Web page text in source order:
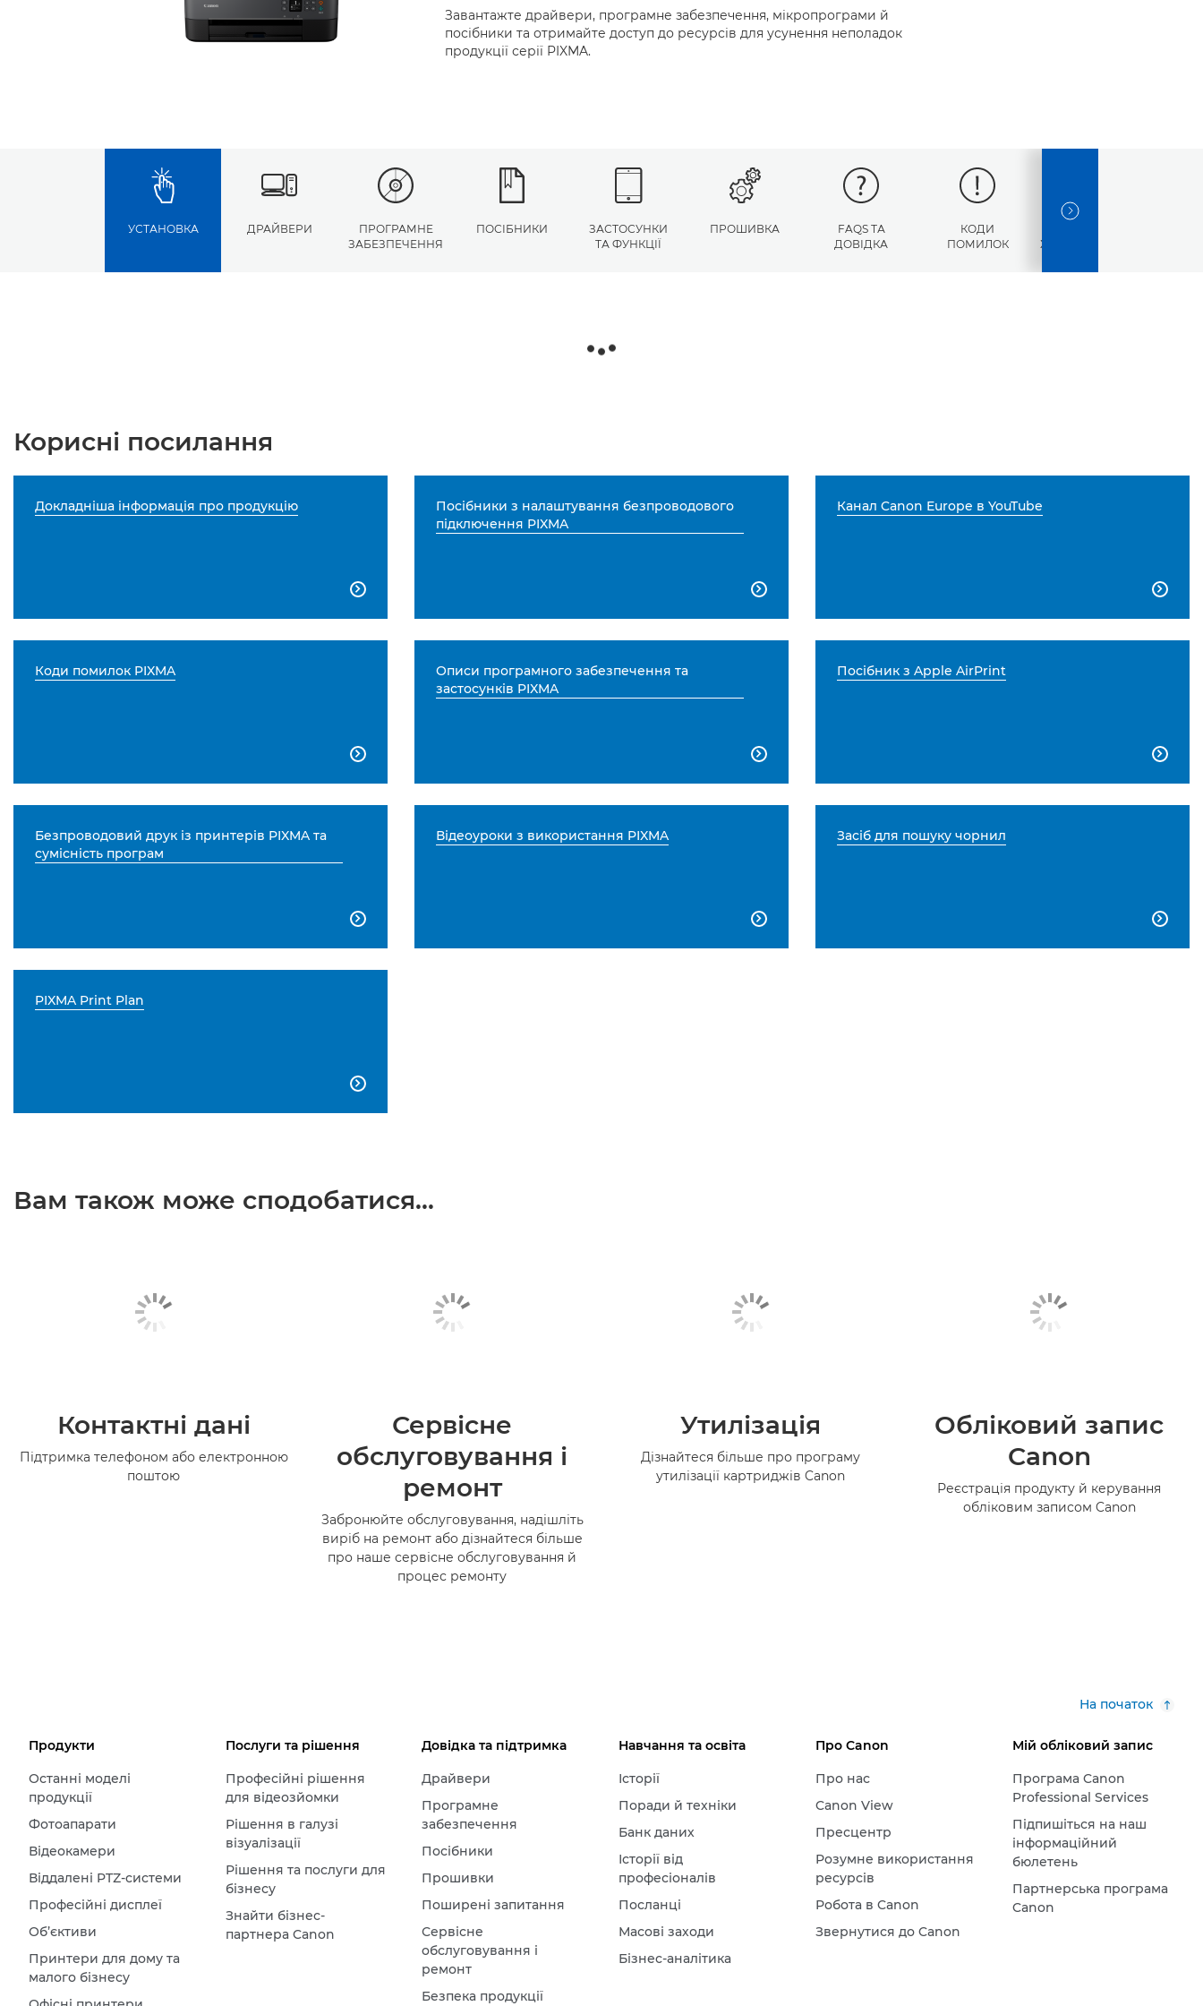
Завантажте драйвери, програмне забезпечення, мікропрограми й
посібники та отримайте доступ до ресурсів для усунення неполадок
продукції серії PIXMA.
УСТАНОВКА ДРАЙВЕРИ
ПРОГРАМНЕ
ЗАБЕЗПЕЧЕННЯ
ПОСІБНИКИ
ЗАСТОСУНКИ
ТА ФУНКЦІЇ
ПРОШИВКА
FAQS ТА
ДОВІДКА
КОДИ
ПОМИЛОК
ХАРАКТЕРИСТИКИ
NEXT SLIDE
Корисні посилання
Докладніша інформація про продукцію

Посібники з налаштування безпроводового
підключення PIXMA

Канал Canon Europe в YouTube

Коди помилок PIXMA

Описи програмного забезпечення та
застосунків PIXMA

Посібник з Apple AirPrint

Безпроводовий друк із принтерів PIXMA та
сумісність програм

Відеоуроки з використання PIXMA

Засіб для пошуку чорнил

PIXMA Print Plan

Вам також може сподобатися...
Контактні дані
Підтримка телефоном або електронною
поштою
Сервісне
обслуговування і
ремонт
Забронюйте обслуговування, надішліть
виріб на ремонт або дізнайтеся більше
про наше сервісне обслуговування й
процес ремонту
Утилізація
Дізнайтеся більше про програму
утилізації картриджів Canon
Обліковий запис
Canon
Реєстрація продукту й керування
обліковим записом Canon
На початок
Продукти
Останні моделі
продукції
Фотоапарати
Відеокамери
Віддалені PTZ-системи
Професійні дисплеї
Об’єктиви
Принтери для дому та
малого бізнесу
Послуги та рішення
Професійні рішення
для відеозйомки
Рішення в галузі
візуалізації
Рішення та послуги для
бізнесу
Знайти бізнес-
партнера Canon
Довідка та підтримка
Драйвери
Програмне
забезпечення
Посібники
Прошивки
Поширені запитання
Сервісне
обслуговування і
ремонт
Безпека продукції
Навчання та освіта
Історії
Поради й техніки
Банк даних
Історії від
професіоналів
Посланці
Масові заходи
Бізнес-аналітика
Про Canon
Про нас
Canon View
Пресцентр
Розумне використання
ресурсів
Робота в Canon
Звернутися до Canon
Мій обліковий запис
Програма Canon
Professional Services
Підпишіться на наш
інформаційний
бюлетень
Партнерська програма
Canon